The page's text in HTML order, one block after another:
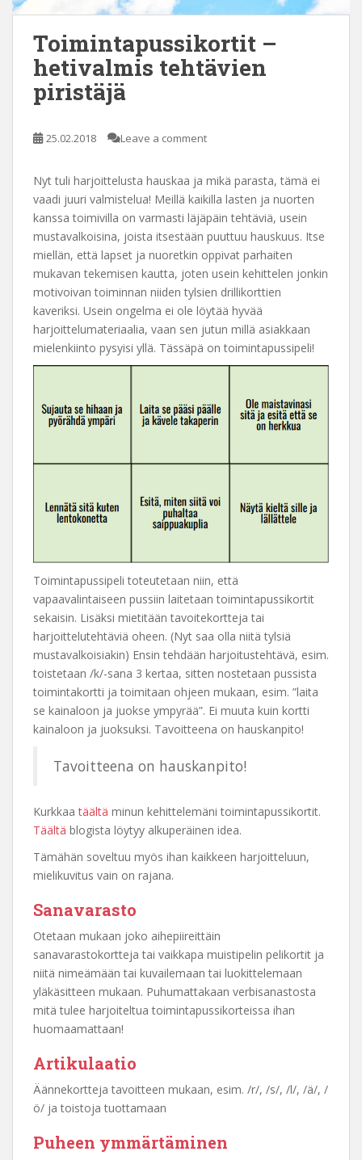
Toimintapussikortit –
hetivalmis tehtävien
piristäjä
25.02.2018 Leave a comment
Nyt tuli harjoittelusta hauskaa ja mikä parasta, tämä ei
vaadi juuri valmistelua! Meillä kaikilla lasten ja nuorten
kanssa toimivilla on varmasti läjäpäin tehtäviä, usein
mustavalkoisina, joista itsestään puuttuu hauskuus. Itse
miellän, että lapset ja nuoretkin oppivat parhaiten
mukavan tekemisen kautta, joten usein kehittelen jonkin
motivoivan toiminnan niiden tylsien drillikorttien
kaveriksi. Usein ongelma ei ole löytää hyvää
harjoittelumateriaalia, vaan sen jutun millä asiakkaan
mielenkiinto pysyisi yllä. Tässäpä on toimintapussipeli!
Toimintapussipeli toteutetaan niin, että
vapaavalintaiseen pussiin laitetaan toimintapussikortit
sekaisin. Lisäksi mietitään tavoitekortteja tai
harjoittelutehtäviä oheen. (Nyt saa olla niitä tylsiä
mustavalkoisiakin) Ensin tehdään harjoitustehtävä, esim.
toistetaan /k/-sana 3 kertaa, sitten nostetaan pussista
toimintakortti ja toimitaan ohjeen mukaan, esim. ”laita
se kainaloon ja juokse ympyrää”. Ei muuta kuin kortti
kainaloon ja juoksuksi. Tavoitteena on hauskanpito!
Tavoitteena on hauskanpito!
Kurkkaatäältä minun kehittelemäni toimintapussikortit.
Täältä blogista löytyy alkuperäinen idea.
Tämähän soveltuu myös ihan kaikkeen harjoitteluun,
mielikuvitus vain on rajana.
Sanavarasto
Otetaan mukaan joko aihepiireittäin
sanavarastokortteja tai vaikkapa muistipelin pelikortit ja
niitä nimeämään tai kuvailemaan tai luokittelemaan
yläkäsitteen mukaan. Puhumattakaan verbisanastosta
mitä tulee harjoiteltua toimintapussikorteissa ihan
huomaamattaan!
Artikulaatio
Äännekortteja tavoitteen mukaan, esim. /r/, /s/, /l/, /ä/, /
ö/ ja toistoja tuottamaan
Puheen ymmärtäminen